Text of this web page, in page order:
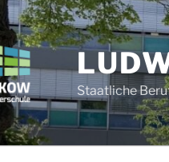
Staatliche